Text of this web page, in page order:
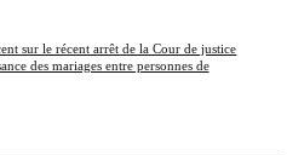
sur le récent arrêt de la Cour de justice
des mariages entre personnes de